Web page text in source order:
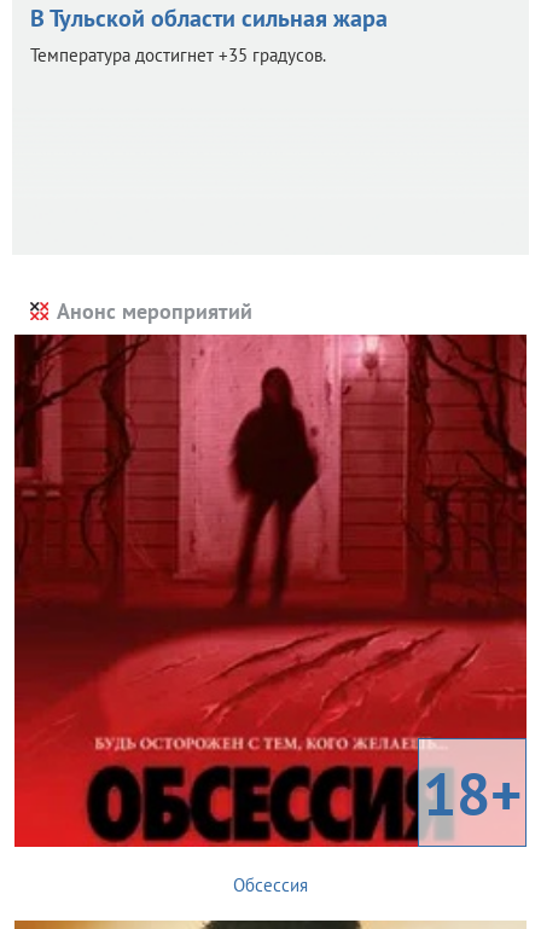
В Тульской области сильная жара
Температура достигнет +35 градусов.
Анонс мероприятий
18+
Обсессия